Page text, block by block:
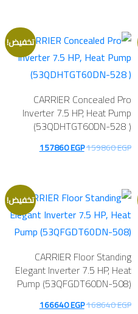
111270 EGP.
109270 EGP.
تخفيض!
CARRIER Concealed Pro
Inverter 7.5 HP, Heat Pump
(53QDHTGT60DN-528 )
159860EGP
السعر
159860 EGP.
157860EGP
157860 EGP.
تخفيض!
CARRIER Floor Standing
Elegant Inverter 7.5 HP, Heat
Pump (53QFGDT60DN-508)
168640EGP
السعر166640EGP
السعر